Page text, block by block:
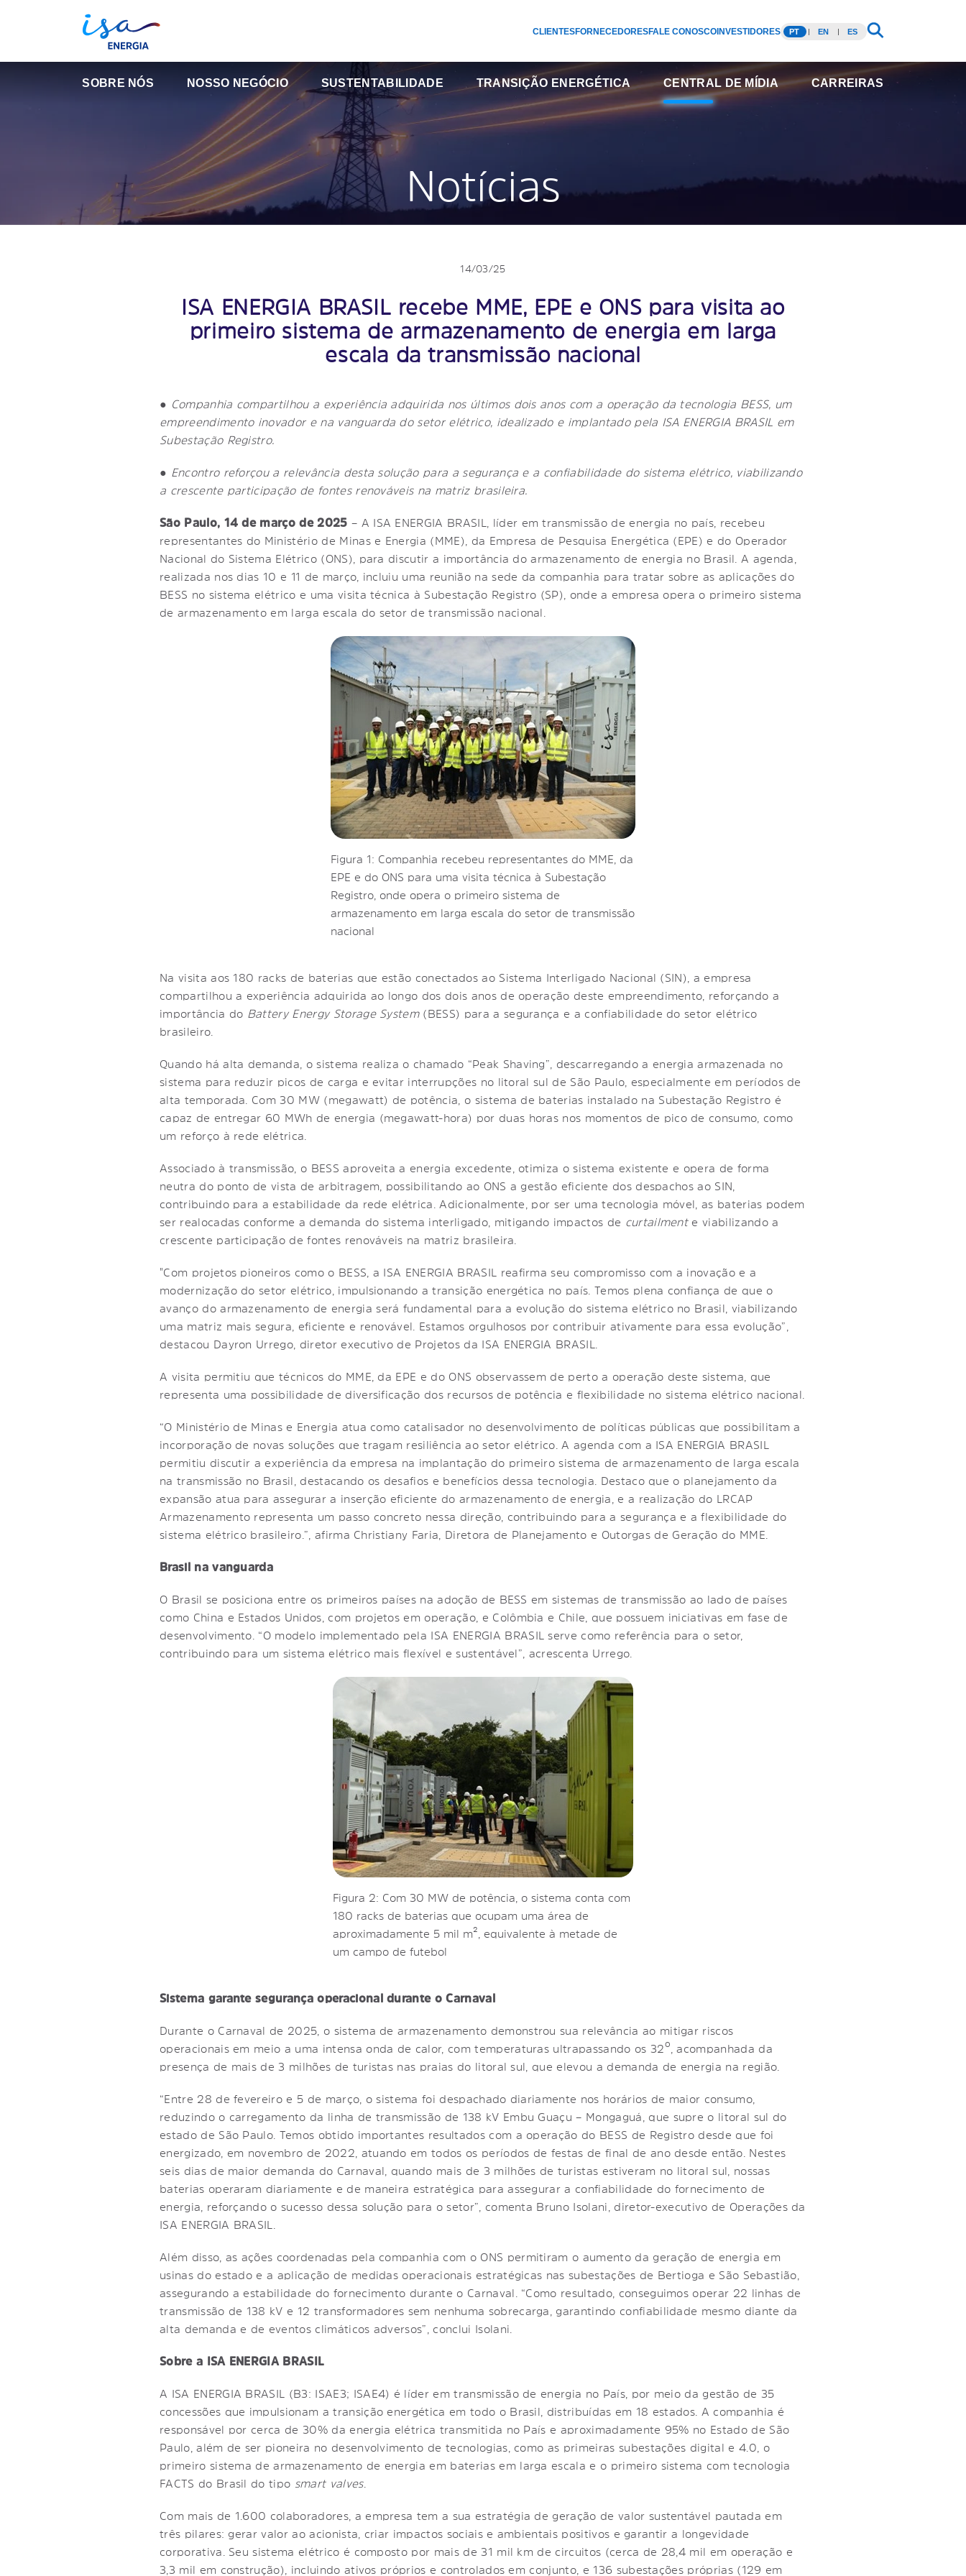
CLIENTESFORNECEDORESFALE CONOSCOINVESTIDORES PT EN ES
SOBRE NÓS NOSSO NEGÓCIO SUSTENTABILIDADE TRANSIÇÃO ENERGÉTICA CENTRAL DE MÍDIA CARREIRAS
Notícias
14/03/25
ISA ENERGIA BRASIL recebe MME, EPE e ONS para visita ao
primeiro sistema de armazenamento de energia em larga
escala da transmissão nacional
● Companhia compartilhou a experiência adquirida nos últimos dois anos com a operação da tecnologia BESS, um
empreendimento inovador e na vanguarda do setor elétrico, idealizado e implantado pela ISA ENERGIA BRASIL em
Subestação Registro.
● Encontro reforçou a relevância desta solução para a segurança e a confiabilidade do sistema elétrico, viabilizando
a crescente participação de fontes renováveis na matriz brasileira.
São Paulo, 14 de março de 2025 – A ISA ENERGIA BRASIL, líder em transmissão de energia no país, recebeu
representantes do Ministério de Minas e Energia (MME), da Empresa de Pesquisa Energética (EPE) e do Operador
Nacional do Sistema Elétrico (ONS), para discutir a importância do armazenamento de energia no Brasil. A agenda,
realizada nos dias 10 e 11 de março, incluiu uma reunião na sede da companhia para tratar sobre as aplicações do
BESS no sistema elétrico e uma visita técnica à Subestação Registro (SP), onde a empresa opera o primeiro sistema
de armazenamento em larga escala do setor de transmissão nacional.
Figura 1: Companhia recebeu representantes do MME, da
EPE e do ONS para uma visita técnica à Subestação
Registro, onde opera o primeiro sistema de
armazenamento em larga escala do setor de transmissão
nacional
Na visita aos 180 racks de baterias que estão conectados ao Sistema Interligado Nacional (SIN), a empresa
compartilhou a experiência adquirida ao longo dos dois anos de operação deste empreendimento, reforçando a
importância do Battery Energy Storage System(BESS) para a segurança e a confiabilidade do setor elétrico
brasileiro.
Quando há alta demanda, o sistema realiza o chamado “Peak Shaving”, descarregando a energia armazenada no
sistema para reduzir picos de carga e evitar interrupções no litoral sul de São Paulo, especialmente em períodos de
alta temporada. Com 30 MW (megawatt) de potência, o sistema de baterias instalado na Subestação Registro é
capaz de entregar 60 MWh de energia (megawatt-hora) por duas horas nos momentos de pico de consumo, como
um reforço à rede elétrica.
Associado à transmissão, o BESS aproveita a energia excedente, otimiza o sistema existente e opera de forma
neutra do ponto de vista de arbitragem, possibilitando ao ONS a gestão eficiente dos despachos ao SIN,
contribuindo para a estabilidade da rede elétrica. Adicionalmente, por ser uma tecnologia móvel, as baterias podem
ser realocadas conforme a demanda do sistema interligado, mitigando impactos de curtailmente viabilizando a
crescente participação de fontes renováveis na matriz brasileira.
"Com projetos pioneiros como o BESS, a ISA ENERGIA BRASIL reafirma seu compromisso com a inovação e a
modernização do setor elétrico, impulsionando a transição energética no país. Temos plena confiança de que o
avanço do armazenamento de energia será fundamental para a evolução do sistema elétrico no Brasil, viabilizando
uma matriz mais segura, eficiente e renovável. Estamos orgulhosos por contribuir ativamente para essa evolução”,
destacou Dayron Urrego, diretor executivo de Projetos da ISA ENERGIA BRASIL.
A visita permitiu que técnicos do MME, da EPE e do ONS observassem de perto a operação deste sistema, que
representa uma possibilidade de diversificação dos recursos de potência e flexibilidade no sistema elétrico nacional.
“O Ministério de Minas e Energia atua como catalisador no desenvolvimento de políticas públicas que possibilitam a
incorporação de novas soluções que tragam resiliência ao setor elétrico. A agenda com a ISA ENERGIA BRASIL
permitiu discutir a experiência da empresa na implantação do primeiro sistema de armazenamento de larga escala
na transmissão no Brasil, destacando os desafios e benefícios dessa tecnologia. Destaco que o planejamento da
expansão atua para assegurar a inserção eficiente do armazenamento de energia, e a realização do LRCAP
Armazenamento representa um passo concreto nessa direção, contribuindo para a segurança e a flexibilidade do
sistema elétrico brasileiro.”, afirma Christiany Faria, Diretora de Planejamento e Outorgas de Geração do MME.
Brasil na vanguarda
O Brasil se posiciona entre os primeiros países na adoção de BESS em sistemas de transmissão ao lado de países
como China e Estados Unidos, com projetos em operação, e Colômbia e Chile, que possuem iniciativas em fase de
desenvolvimento. “O modelo implementado pela ISA ENERGIA BRASIL serve como referência para o setor,
contribuindo para um sistema elétrico mais flexível e sustentável”, acrescenta Urrego.
Figura 2: Com 30 MW de potência, o sistema conta com
180 racks de baterias que ocupam uma área de
aproximadamente 5 mil m², equivalente à metade de
um campo de futebol
Sistema garante segurança operacional durante o Carnaval
Durante o Carnaval de 2025, o sistema de armazenamento demonstrou sua relevância ao mitigar riscos
operacionais em meio a uma intensa onda de calor, com temperaturas ultrapassando os 32º, acompanhada da
presença de mais de 3 milhões de turistas nas praias do litoral sul, que elevou a demanda de energia na região.
“Entre 28 de fevereiro e 5 de março, o sistema foi despachado diariamente nos horários de maior consumo,
reduzindo o carregamento da linha de transmissão de 138 kV Embu Guaçu – Mongaguá, que supre o litoral sul do
estado de São Paulo. Temos obtido importantes resultados com a operação do BESS de Registro desde que foi
energizado, em novembro de 2022, atuando em todos os períodos de festas de final de ano desde então. Nestes
seis dias de maior demanda do Carnaval, quando mais de 3 milhões de turistas estiveram no litoral sul, nossas
baterias operaram diariamente e de maneira estratégica para assegurar a confiabilidade do fornecimento de
energia, reforçando o sucesso dessa solução para o setor”, comenta Bruno Isolani, diretor-executivo de Operações da
ISA ENERGIA BRASIL.
Além disso, as ações coordenadas pela companhia com o ONS permitiram o aumento da geração de energia em
usinas do estado e a aplicação de medidas operacionais estratégicas nas subestações de Bertioga e São Sebastião,
assegurando a estabilidade do fornecimento durante o Carnaval. “Como resultado, conseguimos operar 22 linhas de
transmissão de 138 kV e 12 transformadores sem nenhuma sobrecarga, garantindo confiabilidade mesmo diante da
alta demanda e de eventos climáticos adversos”, conclui Isolani.
Sobre a ISA ENERGIA BRASIL
A ISA ENERGIA BRASIL (B3: ISAE3; ISAE4) é líder em transmissão de energia no País, por meio da gestão de 35
concessões que impulsionam a transição energética em todo o Brasil, distribuídas em 18 estados. A companhia é
responsável por cerca de 30% da energia elétrica transmitida no País e aproximadamente 95% no Estado de São
Paulo, além de ser pioneira no desenvolvimento de tecnologias, como as primeiras subestações digital e 4.0, o
primeiro sistema de armazenamento de energia em baterias em larga escala e o primeiro sistema com tecnologia
FACTS do Brasil do tipo smart valves.
Com mais de 1.600 colaboradores, a empresa tem a sua estratégia de geração de valor sustentável pautada em
três pilares: gerar valor ao acionista, criar impactos sociais e ambientais positivos e garantir a longevidade
corporativa. Seu sistema elétrico é composto por mais de 31 mil km de circuitos (cerca de 28,4 mil em operação e
3,3 mil em construção), incluindo ativos próprios e controlados em conjunto, e 136 subestações próprias (129 em